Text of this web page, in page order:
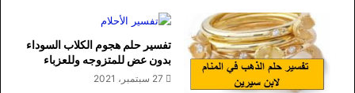
تفسير حلم هجوم الكلاب السوداء
بدون عض للمتزوجه وللعزباء
27 سبتمبر، 2021